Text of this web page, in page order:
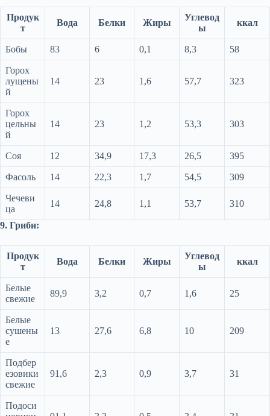
Продук
т
Вода Белки Жиры
Углевод
ы
ккал
Бобы 83 6 0,1 8,3 58
Горох
лущены
й
14 23 1,6 57,7 323
Горох
цельны
й
14 23 1,2 53,3 303
Соя 12 34,9 17,3 26,5 395
Фасоль 14 22,3 1,7 54,5 309
Чечеви
ца
14 24,8 1,1 53,7 310
9. Гриби:
Продук
т
Вода Белки Жиры
Углевод
ы
ккал
Белые
свежие
89,9 3,2 0,7 1,6 25
Белые
сушены
е
13 27,6 6,8 10 209
Подбер
езовики
свежие
91,6 2,3 0,9 3,7 31
Подоси